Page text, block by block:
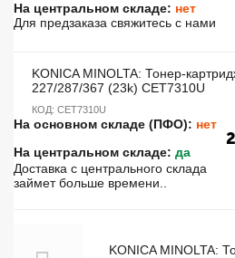
На центральном складе: нет
Для предзаказа свяжитесь с нами
KONICA MINOLTA: Тонер-
227/287/367 (23k) CET7310U
КОД: CET7310U
На основном складе (ПФО): нет
На центральном складе: да
Доставка с центрального склада
займет больше времени..
KONICA MINOLTA: